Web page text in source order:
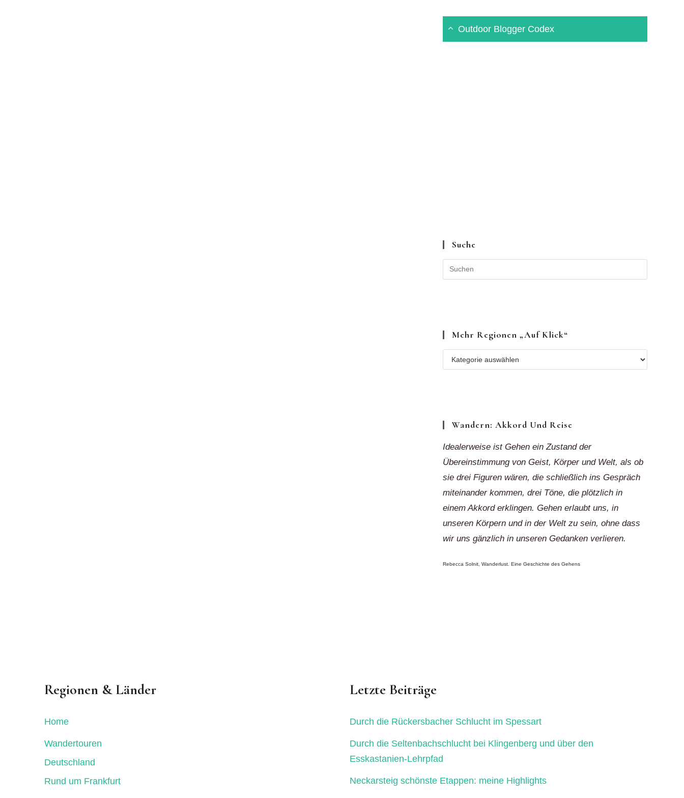
Outdoor Blogger Codex
Suche
Mehr Regionen „auf Klick“
Mehr
Regionen
Wandern: Akkord Und Reise
Idealerweise ist Gehen ein Zustand der
Übereinstimmung von Geist, Körper und Welt, als ob
sie drei Figuren wären, die schließlich ins Gespräch
miteinander kommen, drei Töne, die plötzlich in
einem Akkord erklingen. Gehen erlaubt uns, in
unseren Körpern und in der Welt zu sein, ohne dass
wir uns gänzlich in unseren Gedanken verlieren.
Rebecca Solnit, Wanderlust. Eine Geschichte des Gehens
Regionen & Länder
Home
Wandertouren
Deutschland
Rund um Frankfurt
Letzte Beiträge
Durch die Rückersbacher Schlucht im Spessart
Durch die Seltenbachschlucht bei Klingenberg und über den
Esskastanien-Lehrpfad
Neckarsteig schönste Etappen: meine Highlights